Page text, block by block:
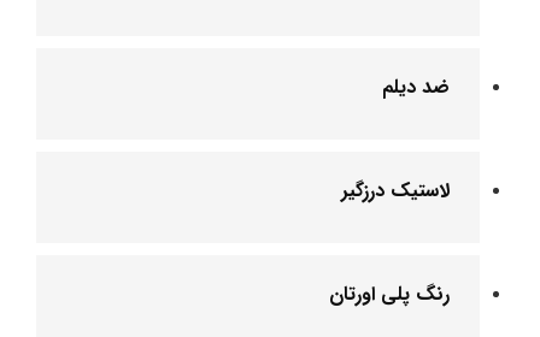
ضد دیلم
لاستیک درزگیر
رنگ پلی اورتان